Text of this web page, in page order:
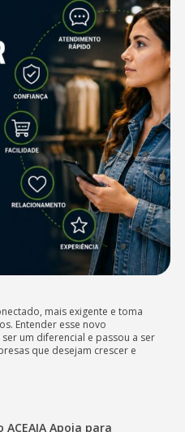
mais exigente e toma
Entender esse novo
um diferencial e passou a ser
que desejam crescer e
ACEAIA Apoia para